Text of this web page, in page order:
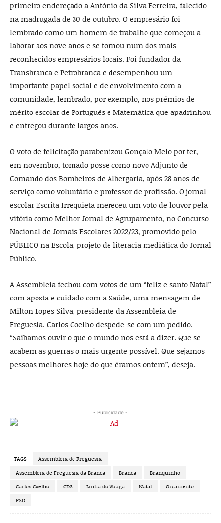
primeiro endereçado a António da Silva Ferreira, falecido
na madrugada de 30 de outubro. O empresário foi
lembrado como um homem de trabalho que começou a
laborar aos nove anos e se tornou num dos mais
reconhecidos empresários locais. Foi fundador da
Transbranca e Petrobranca e desempenhou um
importante papel social e de envolvimento com a
comunidade, lembrado, por exemplo, nos prémios de
mérito escolar de Português e Matemática que apadrinhou
e entregou durante largos anos.
O voto de felicitação parabenizou Gonçalo Melo por ter,
em novembro, tomado posse como novo Adjunto de
Comando dos Bombeiros de Albergaria, após 28 anos de
serviço como voluntário e professor de profissão. O jornal
escolar Escrita Irrequieta mereceu um voto de louvor pela
vitória como Melhor Jornal de Agrupamento, no Concurso
Nacional de Jornais Escolares 2022/23, promovido pelo
PÚBLICO na Escola, projeto de literacia mediática do Jornal
Público.
A Assembleia fechou com votos de um “feliz e santo Natal”
com aposta e cuidado com a Saúde, uma mensagem de
Milton Lopes Silva, presidente da Assembleia de
Freguesia. Carlos Coelho despede-se com um pedido.
“Saibamos ouvir o que o mundo nos está a dizer. Que se
acabem as guerras o mais urgente possível. Que sejamos
pessoas melhores hoje do que éramos ontem”, deseja.
- Publicidade -
TAGS
Assembleia de Freguesia
Assembleia de Freguesia da Branca
Branca
Branquinho
Carlos Coelho
CDS Linha do Vouga Natal
Orçamento
PSD